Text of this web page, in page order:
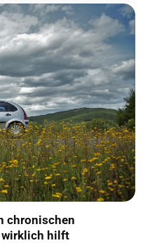
chronischen
wirklich hilft